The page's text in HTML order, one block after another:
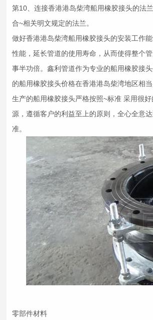
第10、连接香港港岛柴湾船用橡胶接头的法
合~相关明文规定的法兰。
做好香港港岛柴湾船用橡胶接头的安装工作
性能，延长管道的使用寿命，从而使得整个
事半功倍。鑫利管道作为专业的船用橡胶接头
的船用橡胶接头价格在香港港岛柴湾地区相
生产的船用橡胶接头严格按照~标准 采用很
源，遵循客户的利益至上的原则，全心全意
准。
零部件材料